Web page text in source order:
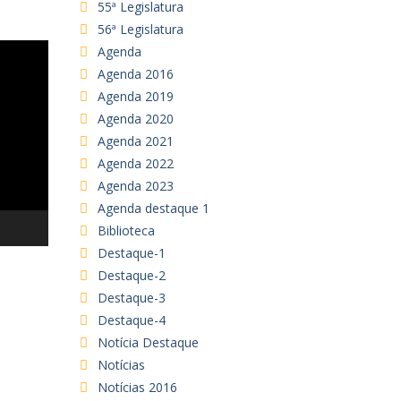
55ª Legislatura
56ª Legislatura
Agenda
Agenda 2016
Agenda 2019
Agenda 2020
Agenda 2021
Agenda 2022
Agenda 2023
Agenda destaque 1
Biblioteca
Destaque-1
Destaque-2
Destaque-3
Destaque-4
Notícia Destaque
Notícias
Notícias 2016